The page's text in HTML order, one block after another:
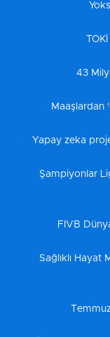
43
Maaşlardan
Yapay zeka
Şampiyonlar
FIVB
Sağlıklı Hayat